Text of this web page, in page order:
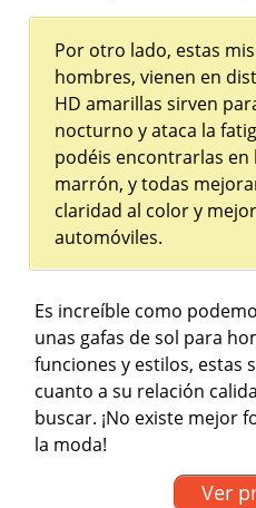
Por otro lado, estas
hombres, vienen en
HD amarillas sirven
nocturno y ataca la
podéis encontrarlas en
marrón, y todas
claridad al color y
automóviles.
Es increíble como
unas gafas de sol para
funciones y estilos, estas
cuanto a su relación
buscar. ¡No existe mejor
la moda!
Ver